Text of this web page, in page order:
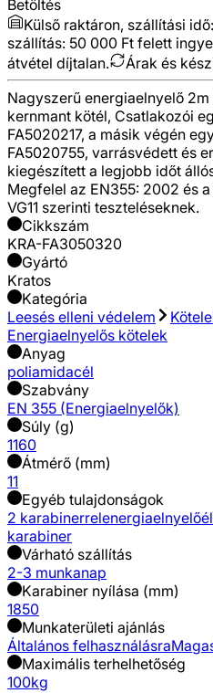
Betöltés
Külső raktáron, szállítási idő:
szállítás: 50 000 Ft felett
átvétel díjtalan.
Árak és
Nagyszerű energiaelnyelő
kernmant kötél, Csatlakozói
FA5020217, a másik végén
FA5020755, varrásvédett és
kiegészített a legjobb időt
Megfelel az EN355: 2002 és
VG11 szerinti teszteléseknek.
Cikkszám
KRA-FA3050320
Gyártó
Kratos
Kategória
Leesés elleni védelem
Energiaelnyelős kötelek
Anyag
poliamidacél
Szabvány
EN 355 (Energiaelnyelők)
Súly (g)
1160
Átmérő (mm)
11
Egyéb tulajdonságok
2 karabinerrelenergiaelnyelő
karabiner
Várható szállítás
2-3 munkanap
Karabiner nyílása (mm)
1850
Munkaterületi ajánlás
Általános felhasználásra
Maximális terhelhetőség
100kg